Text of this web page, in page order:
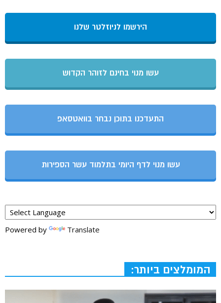
הירשמו לניוזלטר שלנו
עשו מנוי בחינם לזוהר הקדוש
התעדכנו בתוכן נבחר בוואטסאפ
עשו מנוי לדף היומי בתלמוד עשר הספירות
Powered by Translate
המומלצים ביותר: